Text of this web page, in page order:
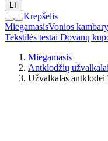
LT
Krepšelis
MiegamasisVonios
Tekstilės testai Dovanų
Miegamasis
Antklodžių užvalkalai
Užvalkalas